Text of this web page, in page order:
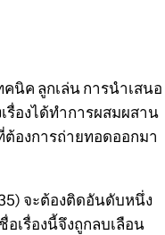
คนิค ลูกเล่น การนำเสนอ
รื่องได้ทำการผสมผสาน
องการถ่ายทอดออกมา
จะต้องติดอันดับหนึ่ง
เรื่องนี้จึงถูกลบเลือน